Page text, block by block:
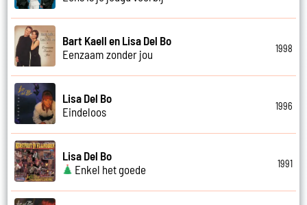
Bart Kaell en Lisa Del Bo
Eenzaam zonder jou
1998
Lisa Del Bo
Eindeloos
1996
Lisa Del Bo
Enkel het goede
1991